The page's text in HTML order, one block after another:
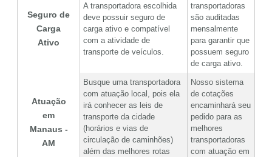
Seguro de
Carga
Ativo
A transportadora escolhida
deve possuir seguro de
carga ativo e compatível
com a atividade de
transporte de veículos.
transportadoras
são auditadas
mensalmente
para garantir que
possuem seguro
de carga ativo.
Atuação
em
Manaus -
AM
Busque uma transportadora
com atuação local, pois ela
irá conhecer as leis de
transporte da cidade
(horários e vias de
circulação de caminhões)
além das melhores rotas
Nosso sistema
de cotações
encaminhará seu
pedido para as
melhores
transportadoras
com atuação em